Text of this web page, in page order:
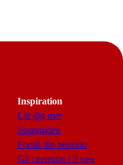
Inspiration
Lär dig mer
Sparguiden
Förstå din pension
Gå i pension i 3 steg